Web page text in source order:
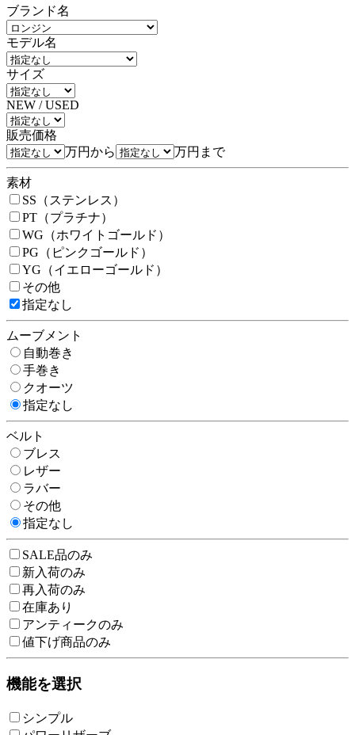
ブランド名
モデル名
サイズ
NEW / USED
販売価格
万円から
万円まで
素材
SS（ステンレス）
PT（プラチナ）
WG（ホワイトゴールド）
PG（ピンクゴールド）
YG（イエローゴールド）
その他
指定なし
ムーブメント
自動巻き
手巻き
クオーツ
指定なし
ベルト
ブレス
レザー
ラバー
その他
指定なし
SALE品のみ
新入荷のみ
再入荷のみ
在庫あり
アンティークのみ
値下げ商品のみ
機能を選択
シンプル